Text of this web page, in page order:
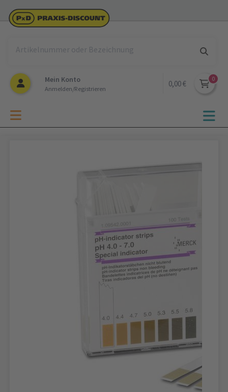
Mein Konto
Anmelden/Registrieren
0,00 €